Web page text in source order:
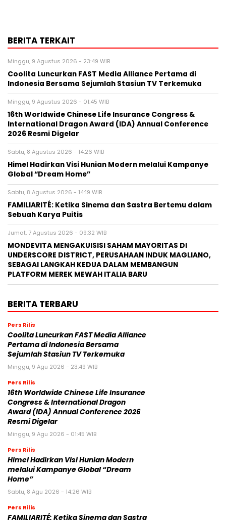
BERITA TERKAIT
Minggu, 9 Agustus 2026 - 23:49 WIB
Coolita Luncurkan FAST Media Alliance Pertama di
Indonesia Bersama Sejumlah Stasiun TV Terkemuka
Minggu, 9 Agustus 2026 - 01:45 WIB
16th Worldwide Chinese Life Insurance Congress &
International Dragon Award (IDA) Annual Conference
2026 Resmi Digelar
Sabtu, 8 Agustus 2026 - 14:26 WIB
Himel Hadirkan Visi Hunian Modern melalui Kampanye
Global “Dream Home”
Sabtu, 8 Agustus 2026 - 14:19 WIB
FAMILIARITÉ: Ketika Sinema dan Sastra Bertemu dalam
Sebuah Karya Puitis
Jumat, 7 Agustus 2026 - 09:32 WIB
MONDEVITA MENGAKUISISI SAHAM MAYORITAS DI
UNDERSCORE DISTRICT, PERUSAHAAN INDUK MAGLIANO,
SEBAGAI LANGKAH KEDUA DALAM MEMBANGUN
PLATFORM MEREK MEWAH ITALIA BARU
BERITA TERBARU
Pers Rilis
Coolita Luncurkan FAST Media Alliance
Pertama di Indonesia Bersama
Sejumlah Stasiun TV Terkemuka
Minggu, 9 Agu 2026 - 23:49 WIB
Pers Rilis
16th Worldwide Chinese Life Insurance
Congress & International Dragon
Award (IDA) Annual Conference 2026
Resmi Digelar
Minggu, 9 Agu 2026 - 01:45 WIB
Pers Rilis
Himel Hadirkan Visi Hunian Modern
melalui Kampanye Global “Dream
Home”
Sabtu, 8 Agu 2026 - 14:26 WIB
Pers Rilis
FAMILIARITÉ: Ketika Sinema dan Sastra